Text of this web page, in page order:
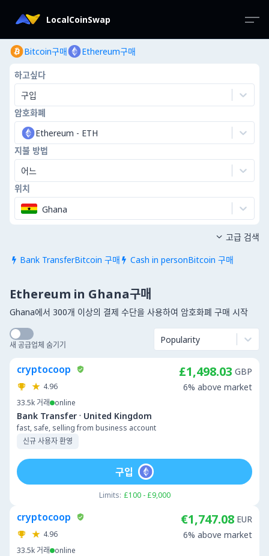
LocalCoinSwap
Bitcoin구매 Ethereum구매
하고싶다
구입
암호화폐
Ethereum - ETH
지불 방법
어느
위치
Ghana
 Bank TransferBitcoin 구매  Cash in personBitcoin 구매
 고급 검색
Ethereum in Ghana구매
Ghana에서 300개 이상의 결제 수단을 사용하여 암호화폐 구매 시작
새 공급업체 숨기기 Popularity
cryptocoop
4.96
33.5k 거래 online
Bank Transfer · United Kingdom
fast, safe, selling from business account
신규 사용자 환영
£1,498.03 GBP
6% above market
Limits: £100 - £9,000
구입
cryptocoop
4.96
33.5k 거래 online
€1,747.08 EUR
6% above market